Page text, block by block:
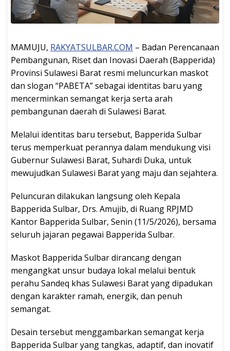
MAMUJU, RAKYATSULBAR.COM – Badan Perencanaan
Pembangunan, Riset dan Inovasi Daerah (Bapperida)
Provinsi Sulawesi Barat resmi meluncurkan maskot
dan slogan “PABETA” sebagai identitas baru yang
mencerminkan semangat kerja serta arah
pembangunan daerah di Sulawesi Barat.
Melalui identitas baru tersebut, Bapperida Sulbar
terus memperkuat perannya dalam mendukung visi
Gubernur Sulawesi Barat, Suhardi Duka, untuk
mewujudkan Sulawesi Barat yang maju dan sejahtera.
Peluncuran dilakukan langsung oleh Kepala
Bapperida Sulbar, Drs. Amujib, di Ruang RPJMD
Kantor Bapperida Sulbar, Senin (11/5/2026), bersama
seluruh jajaran pegawai Bapperida Sulbar.
Maskot Bapperida Sulbar dirancang dengan
mengangkat unsur budaya lokal melalui bentuk
perahu Sandeq khas Sulawesi Barat yang dipadukan
dengan karakter ramah, energik, dan penuh
semangat.
Desain tersebut menggambarkan semangat kerja
Bapperida Sulbar yang tangkas, adaptif, dan inovatif